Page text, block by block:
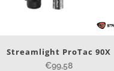
Oplaadbaar
Nee(7)
Streamlight ProTac 90X
€99,58